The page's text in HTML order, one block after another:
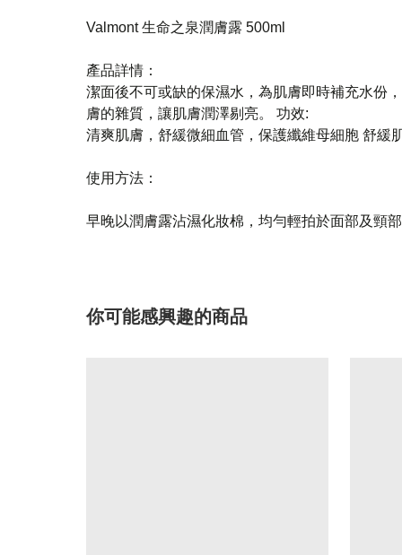
Valmont 生命之泉潤膚露 500ml
產品詳情：
潔面後不可或缺的保濕水，為肌膚即時補充水份
膚的雜質，讓肌膚潤澤剔亮。 功效:
清爽肌膚，舒緩微細血管，保護纖維母細胞 舒緩
使用方法：
早晚以潤膚露沾濕化妝棉，均勻輕拍於面部及頸
你可能感興趣的商品